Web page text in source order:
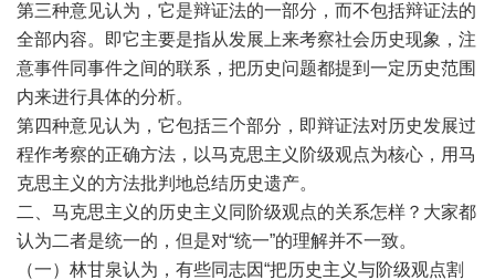
第三种意见认为，它是辩证法的一部分，而不包括辩证法的
全部内容。即它主要是指从发展上来考察社会历史现象，注
意事件同事件之间的联系，把历史问题都提到一定历史范围
内来进行具体的分析。
第四种意见认为，它包括三个部分，即辩证法对历史发展过
程作考察的正确方法，以马克思主义阶级观点为核心，用马
克思主义的方法批判地总结历史遗产。
二、马克思主义的历史主义同阶级观点的关系怎样？大家都
认为二者是统一的，但是对“统一”的理解并不一致。
（一）林甘泉认为，有些同志因“把历史主义与阶级观点割